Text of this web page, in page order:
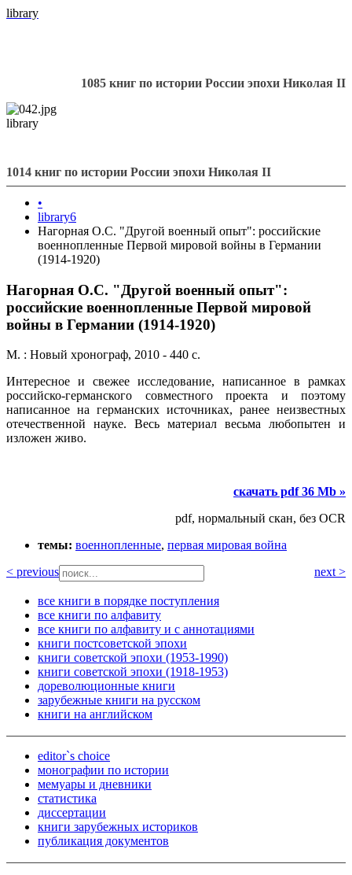
library
1085 книг по истории России эпохи Николая II
library
1014 книг по истории России эпохи Николая II
•
library6
Нагорная О.С. "Другой военный опыт": российские
военнопленные Первой мировой войны в Германии
(1914-1920)
Нагорная О.С. "Другой военный опыт":
российские военнопленные Первой мировой
войны в Германии (1914-1920)
М. : Новый хронограф, 2010 - 440 с.
Интересное и свежее исследование, написанное в рамках
российско-германского совместного проекта и поэтому
написанное на германских источниках, ранее неизвестных
отечественной науке. Весь материал весьма любопытен и
изложен живо.
скачать pdf 36 Mb »
pdf, нормальный скан, без OCR
темы: военнопленные, первая мировая война
< previous
next >
все книги в порядке поступления
все книги по алфавиту
все книги по алфавиту и с аннотациями
книги постсоветской эпохи
книги советской эпохи (1953-1990)
книги советской эпохи (1918-1953)
дореволюционные книги
зарубежные книги на русском
книги на английском
editor`s choice
монографии по истории
мемуары и дневники
статистика
диссертации
книги зарубежных историков
публикация документов